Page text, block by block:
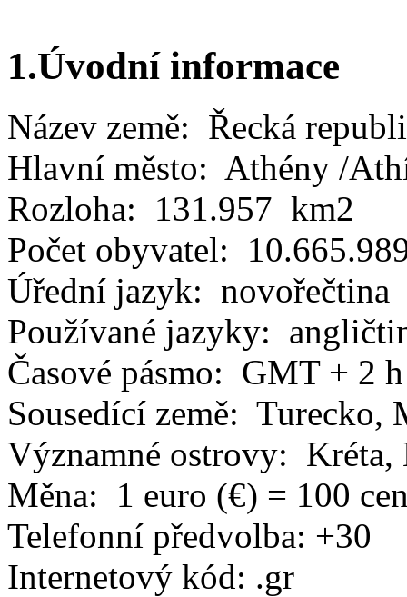
1.Úvodní informace
Název země: Řecká
Hlavní město: Athény /
Rozloha: 131.957
Počet obyvatel:
Úřední jazyk: novořečtina
Používané jazyky:
Časové pásmo: GMT + 2 h
Sousedící země: Turecko,
Významné ostrovy: Kréta,
Měna: 1 euro (€) = 100
Telefonní předvolba: +30
Internetový kód: .gr